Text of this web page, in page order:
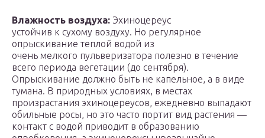
Влажность воздуха: Эхиноцереус
устойчив к сухому воздуху. Но регулярное
опрыскивание теплой водой из
очень мелкого пульверизатора полезно в течение
всего периода вегетации (до сентября).
Опрыскивание должно быть не капельное, а в виде
тумана. В природных условиях, в местах
произрастания эхиноцереусов, ежедневно выпадают
обильные росы, но это часто портит вид растения —
контакт с водой приводит в образованию